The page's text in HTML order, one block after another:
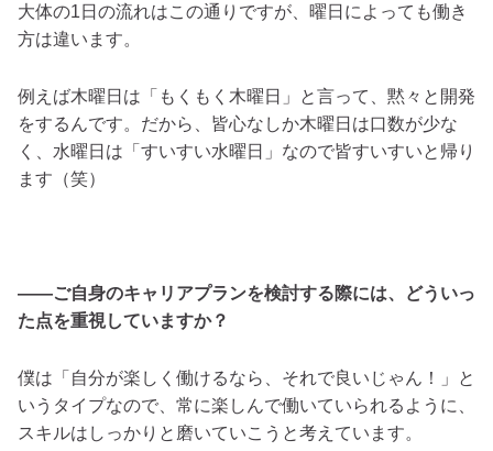
大体の1日の流れはこの通りですが、曜日によっても働き
方は違います。
例えば木曜日は「もくもく木曜日」と言って、黙々と開発
をするんです。だから、皆心なしか木曜日は口数が少な
く、水曜日は「すいすい水曜日」なので皆すいすいと帰り
ます（笑）
――ご自身のキャリアプランを検討する際には、どういっ
た点を重視していますか？
僕は「自分が楽しく働けるなら、それで良いじゃん！」と
いうタイプなので、常に楽しんで働いていられるように、
スキルはしっかりと磨いていこうと考えています。